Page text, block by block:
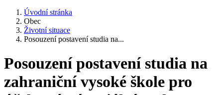
Úvodní stránka
Obec
Životní situace
Posouzení postavení studia na...
Posouzení postavení studia na
zahraniční vysoké škole pro